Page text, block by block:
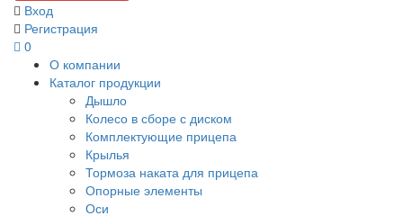
Вход
Регистрация
0
О компании
Каталог продукции
Дышло
Колесо в сборе с диском
Комплектующие прицепа
Крылья
Тормоза наката для прицепа
Опорные элементы
Оси